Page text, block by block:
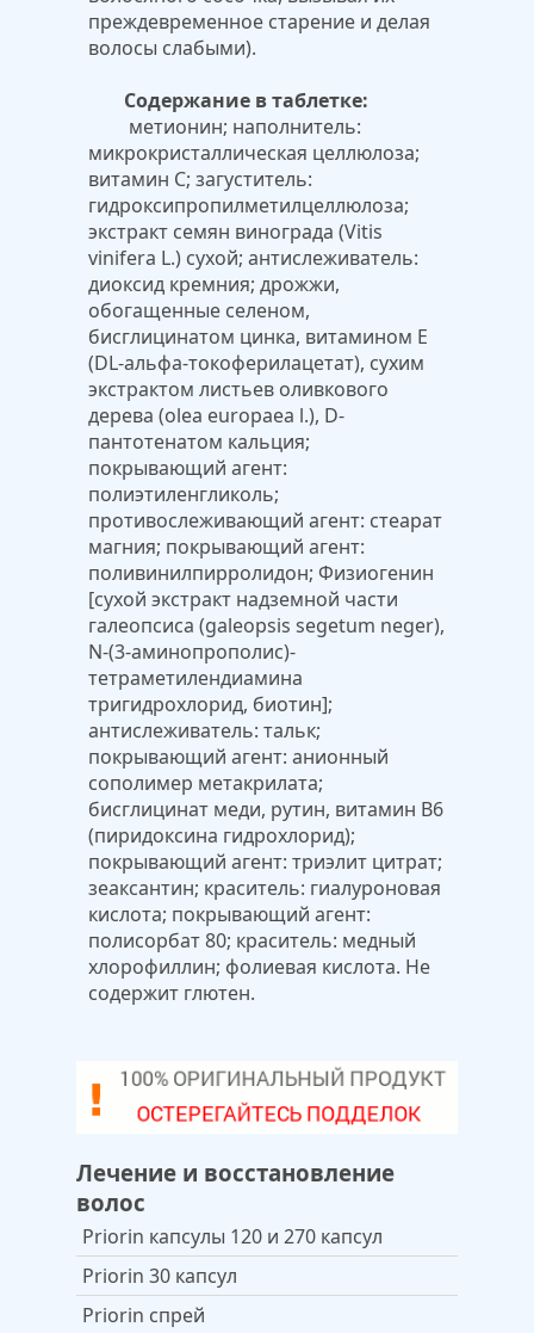
преждевременное старение и делая
волосы слабыми).
Содержание в таблетке:
метионин; наполнитель:
микрокристаллическая целлюлоза;
витамин С; загуститель:
гидроксипропилметилцеллюлоза;
экстракт семян винограда (Vitis
vinifera L.) сухой; антислеживатель:
диоксид кремния; дрожжи,
обогащенные селеном,
бисглицинатом цинка, витамином Е
(DL-альфа-токоферилацетат), сухим
экстрактом листьев оливкового
дерева (olea europaea l.), D-
пантотенатом кальция;
покрывающий агент:
полиэтиленгликоль;
противослеживающий агент: стеарат
магния; покрывающий агент:
поливинилпирролидон; Физиогенин
[сухой экстракт надземной части
галеопсиса (galeopsis segetum neger),
N-(3-аминопрополис)-
тетраметилендиамина
тригидрохлорид, биотин];
антислеживатель: тальк;
покрывающий агент: анионный
сополимер метакрилата;
бисглицинат меди, рутин, витамин В6
(пиридоксина гидрохлорид);
покрывающий агент: триэлит цитрат;
зеаксантин; краситель: гиалуроновая
кислота; покрывающий агент:
полисорбат 80; краситель: медный
хлорофиллин; фолиевая кислота. Не
содержит глютен.
Лечение и восстановление
волос
Priorin капсулы 120 и 270 капсул
Priorin 30 капсул
Priorin спрей